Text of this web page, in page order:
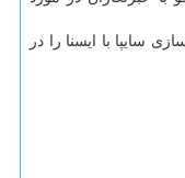
سایپا با ایسنا را در